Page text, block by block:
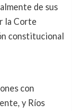
de sus
la Corte
constitucional
con
y Ríos